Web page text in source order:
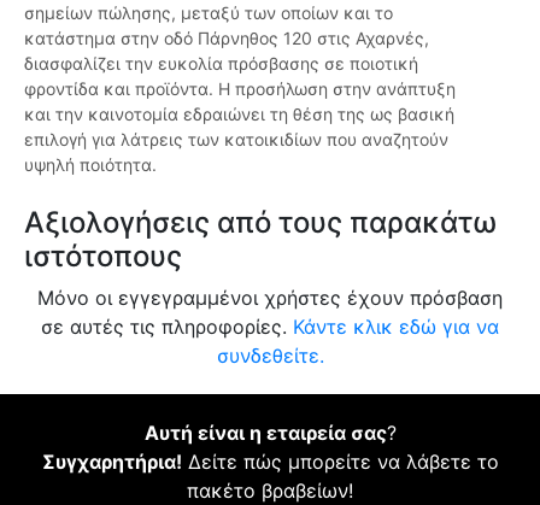
σημείων πώλησης, μεταξύ των οποίων και το
κατάστημα στην οδό Πάρνηθος 120 στις Αχαρνές,
διασφαλίζει την ευκολία πρόσβασης σε ποιοτική
φροντίδα και προϊόντα. Η προσήλωση στην ανάπτυξη
και την καινοτομία εδραιώνει τη θέση της ως βασική
επιλογή για λάτρεις των κατοικιδίων που αναζητούν
υψηλή ποιότητα.
Αξιολογήσεις από τους παρακάτω
ιστότοπους
Μόνο οι εγγεγραμμένοι χρήστες έχουν πρόσβαση
σε αυτές τις πληροφορίες. Κάντε κλικ εδώ για να
συνδεθείτε.
Αυτή είναι η εταιρεία σας?
Συγχαρητήρια! Δείτε πώς μπορείτε να λάβετε το
πακέτο βραβείων!